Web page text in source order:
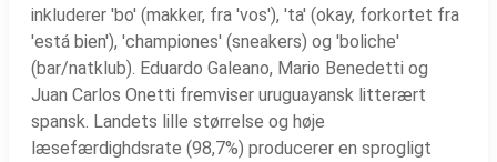
inkluderer 'bo' (makker, fra 'vos'), 'ta' (okay, forkortet fra
'está bien'), 'championes' (sneakers) og 'boliche'
(bar/natklub). Eduardo Galeano, Mario Benedetti og
Juan Carlos Onetti fremviser uruguayansk litterært
spansk. Landets lille størrelse og høje
læsefærdighdsrate (98,7%) producerer en sprogligt